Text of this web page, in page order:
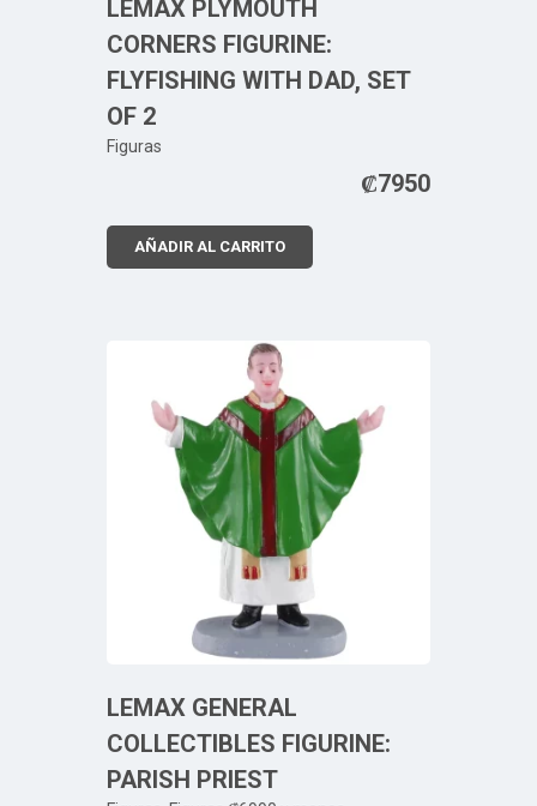
LEMAX PLYMOUTH
CORNERS FIGURINE:
FLYFISHING WITH DAD, SET
OF 2
Figuras
₡7950
AÑADIR AL CARRITO
LEMAX GENERAL
COLLECTIBLES FIGURINE:
PARISH PRIEST